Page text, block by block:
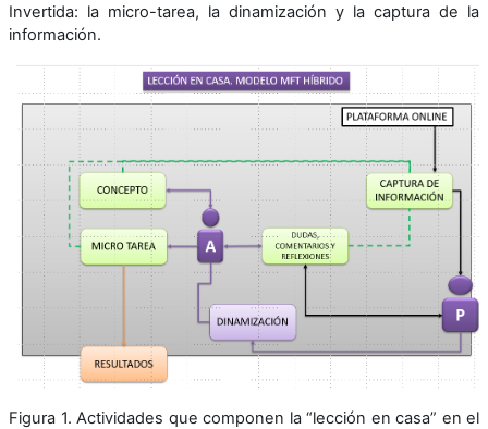
Invertida: la micro-tarea, la dinamización y la captura de la
información.
Figura 1. Actividades que componen la “lección en casa” en el